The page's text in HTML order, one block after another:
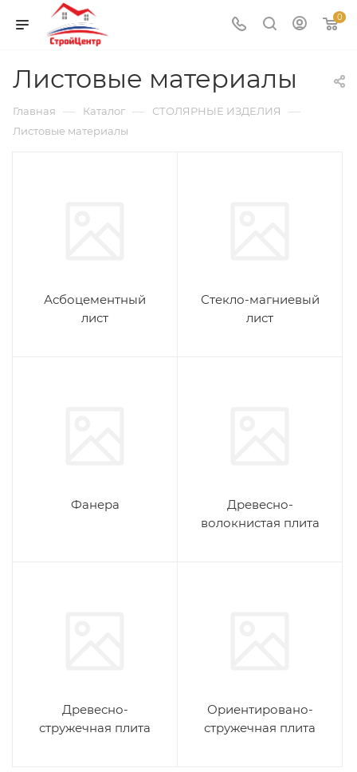
0
Листовые материалы
Главная — Каталог — СТОЛЯРНЫЕ ИЗДЕЛИЯ —
Листовые материалы
Асбоцементный
лист
Стекло-магниевый
лист
Фанера
Древесно-
волокнистая плита
Древесно-
стружечная плита
Ориентировано-
стружечная плита